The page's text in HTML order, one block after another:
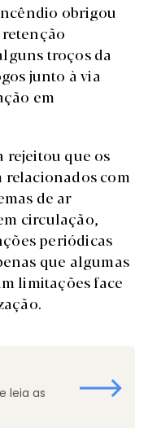
obrigou
troços da
junto à via
em
rejeitou que os
relacionados com
de ar
circulação,
periódicas
que algumas
limitações face
leia as